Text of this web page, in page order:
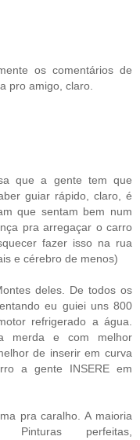
os comentários de
pro amigo, claro.
que a gente tem que
guiar rápido, claro, é
que sentam bem num
pra arregaçar o carro
fazer isso na rua
e cérebro de menos)
deles. De todos os
eu guiei uns 800
refrigerado a água.
merda e com melhor
de inserir em curva
a gente INSERE em
pra caralho. A maioria
Pinturas perfeitas,